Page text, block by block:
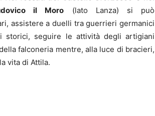
il Moro (lato Lanza) si può
assistere a duelli tra guerrieri germanici
seguire le attività degli artigiani
falconeria mentre, alla luce di bracieri,
vita di Attila.